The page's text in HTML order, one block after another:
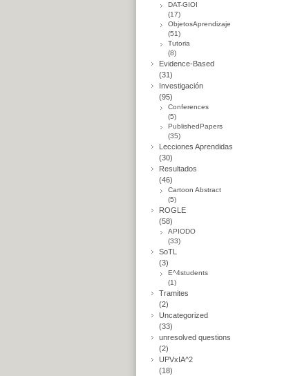
DAT-GIOI
(17)
ObjetosAprendizaje
(51)
Tutoria
(8)
Evidence-Based
(31)
Investigación
(95)
Conferences
(5)
PublishedPapers
(35)
Lecciones Aprendidas
(30)
Resultados
(46)
Cartoon Abstract
(5)
ROGLE
(58)
APIODO
(33)
SoTL
(3)
E^4students
(1)
Tramites
(2)
Uncategorized
(33)
unresolved questions
(2)
UPVxIA^2
(18)